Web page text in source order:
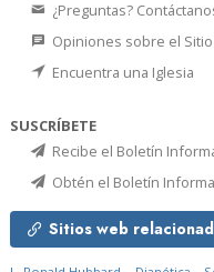
¿Preguntas?
Opiniones sobre el
Encuentra una Iglesia
SUSCRÍBETE
Recibe el Boletín
Obtén el Boletín
Sitios web